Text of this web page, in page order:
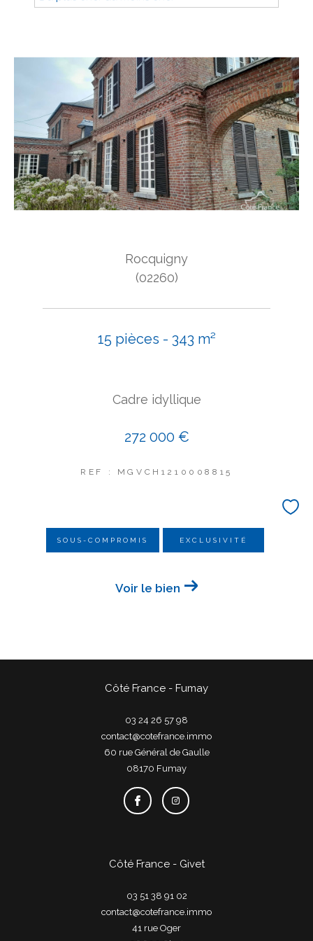
Rocquigny
(02260)
15 pièces - 343 m²
Cadre idyllique
272 000 €
REF : MGVCH1210008815
SOUS-COMPROMIS EXCLUSIVITÉ
Voir le bien
Côté France - Fumay
03 24 26 57 98
contact@cotefrance.immo
60 rue Général de Gaulle
08170
fumay
Côté France - Givet
03 51 38 91 02
contact@cotefrance.immo
41 rue Oger
Pièces
Pièces
Référence
PARKING
COUPS DE COEUR